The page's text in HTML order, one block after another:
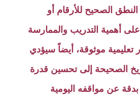
الصحيح للأرقام أو
أهمية التدريب والممارسة
موثوقة، أيضاً سيؤدي
الصحيحة إلى تحسين قدرة
بدقة عن مواقفه اليومية